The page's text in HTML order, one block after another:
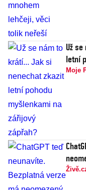
Už
letní
Moje